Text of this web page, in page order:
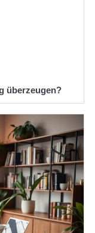
überzeugen?